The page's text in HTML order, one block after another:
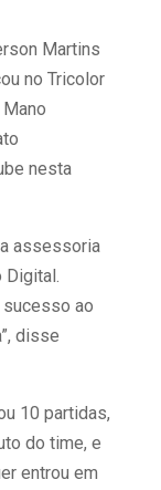
Martins
no Tricolor
nesta
assessoria
sucesso ao
disse
10 partidas,
do time, e
entrou em